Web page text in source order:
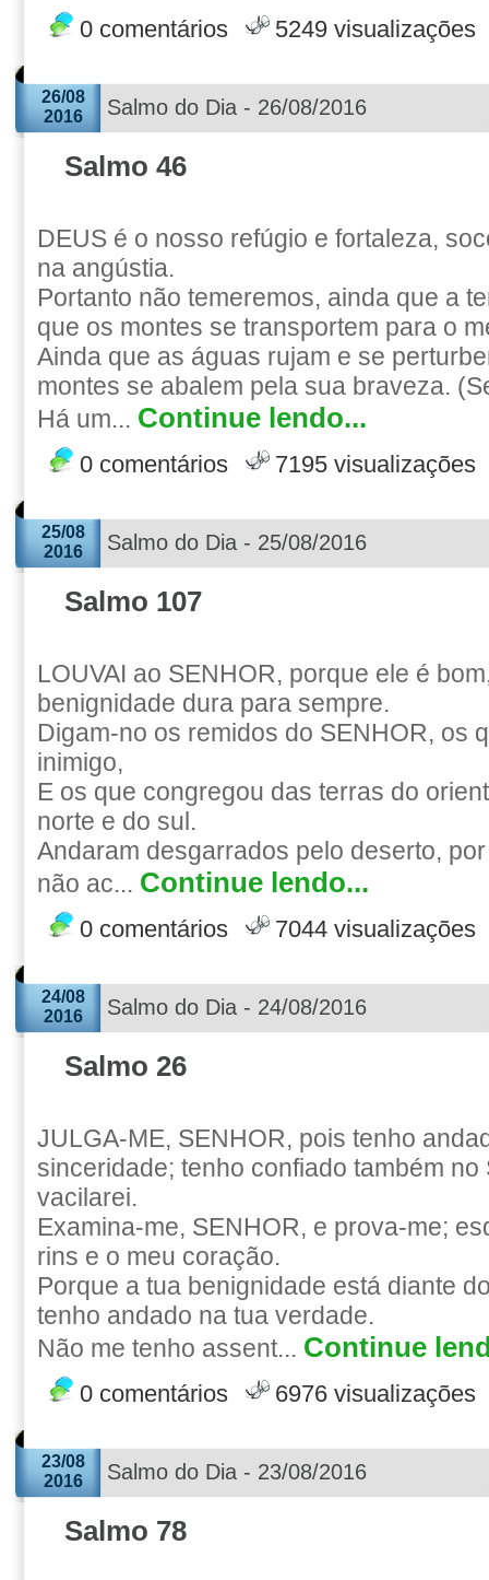
0 comentários 5249 visualizações
26/08
2016
Salmo do Dia - 26/08/2016
Salmo 46
DEUS é o nosso refúgio e fortaleza,
na angústia.
Portanto não temeremos, ainda que a
que os montes se transportem para o
Ainda que as águas rujam e se
montes se abalem pela sua braveza.
Há um... Continue lendo...
0 comentários 7195 visualizações
25/08
2016
Salmo do Dia - 25/08/2016
Salmo 107
LOUVAI ao SENHOR, porque ele é
benignidade dura para sempre.
Digam-no os remidos do SENHOR, os
inimigo,
E os que congregou das terras do
norte e do sul.
Andaram desgarrados pelo deserto,
não ac... Continue lendo...
0 comentários 7044 visualizações
24/08
2016
Salmo do Dia - 24/08/2016
Salmo 26
JULGA-ME, SENHOR, pois tenho
sinceridade; tenho confiado também no
vacilarei.
Examina-me, SENHOR, e prova-me;
rins e o meu coração.
Porque a tua benignidade está diante
tenho andado na tua verdade.
Não me tenho assent... Continue
0 comentários 6976 visualizações
23/08
2016
Salmo do Dia - 23/08/2016
Salmo 78